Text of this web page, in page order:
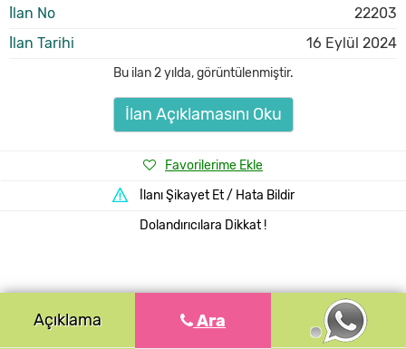
İlan No
22203
İlan Tarihi
16 Eylül 2024
Bu ilan2 yılda,görüntülenmiştir.
İlan Açıklamasını Oku
Favorilerime Ekle
İlanı Şikayet Et / Hata Bildir
Dolandırıcılara Dikkat !
Açıklama Ara